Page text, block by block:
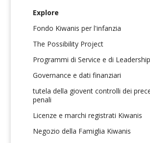
Explore
Fondo Kiwanis per l'infanzia
The Possibility Project
Programmi di Service e di Leadership
Governance e dati finanziari
tutela della giovent controlli dei
penali
Licenze e marchi registrati Kiwanis
Negozio della Famiglia Kiwanis